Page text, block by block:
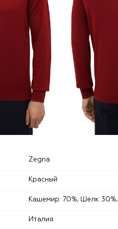
Zegna
Красный
Кашемир: 70%; Шелк: 30%;
Италия